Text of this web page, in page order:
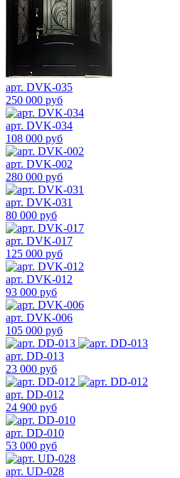
арт. DVK-035
250 000 руб
арт. DVK-034
108 000 руб
арт. DVK-002
280 000 руб
арт. DVK-031
80 000 руб
арт. DVK-017
125 000 руб
арт. DVK-012
93 000 руб
арт. DVK-006
105 000 руб
арт. DD-013
23 000 руб
арт. DD-012
24 900 руб
арт. DD-010
53 000 руб
арт. UD-028